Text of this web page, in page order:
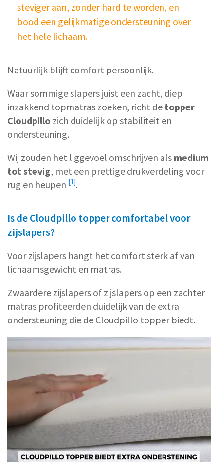
steviger aan, zonder hard te worden, en
bood een gelijkmatige ondersteuning over
het hele lichaam.
Natuurlijk blijft comfort persoonlijk.
Waar sommige slapers juist een zacht, diep
inzakkend topmatras zoeken, richt de topper
Cloudpillo zich duidelijk op stabiliteit en
ondersteuning.
Wij zouden het liggevoel omschrijven als medium
tot stevig, met een prettige drukverdeling voor
rug en heupen [1].
Is de Cloudpillo topper comfortabel voor
zijslapers?
Voor zijslapers hangt het comfort sterk af van
lichaamsgewicht en matras.
Zwaardere zijslapers of zijslapers op een zachter
matras profiteerden duidelijk van de extra
ondersteuning die de Cloudpillo topper biedt.